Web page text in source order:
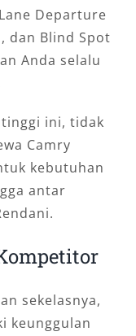
Departure
dan Blind Spot
Anda selalu
ini, tidak
Camry
kebutuhan
antar
sekelasnya,
keunggulan